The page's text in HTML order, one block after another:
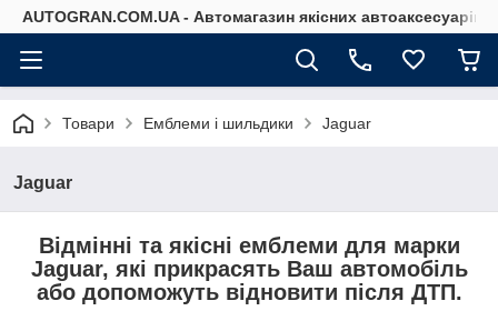
AUTOGRAN.COM.UA - Автомагазин якісних автоаксесуарів
Товари Емблеми і шильдики Jaguar
Jaguar
Відмінні та якісні емблеми для марки
Jaguar, які прикрасять Ваш автомобіль
або допоможуть відновити після ДТП.